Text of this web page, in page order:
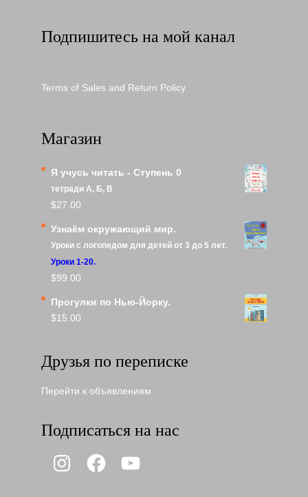
Подпишитесь на мой канал
Terms of Sales and Return Policy
Магазин
Я учусь читать - Ступень 0
тетради А, Б, В
$27.00
Узнаём окружающий мир.
Уроки с логопедом для детей от 3 до 5 лет.
Уроки 1-20.
$99.00
Прогулки по Нью-Йорку.
$15.00
Друзья по переписке
Перейти к объявлениям
Подписаться на нас
InstagramFacebookYouTube